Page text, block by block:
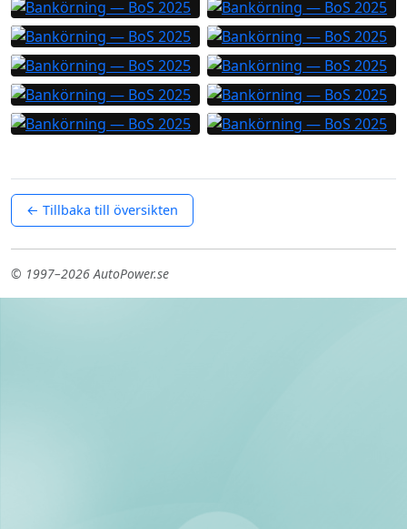
← Tillbaka till översikten
© 1997–2026 AutoPower.se